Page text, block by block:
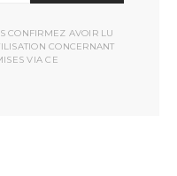
CONFIRMEZ AVOIR LU
CONCERNANT
VIA CE